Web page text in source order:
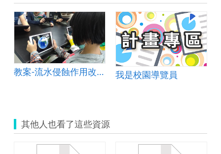
教案-流水侵蝕作用改變地貌&amp;mdash;以峽谷為例 我是校園導覽員
其他人也看了這些資源